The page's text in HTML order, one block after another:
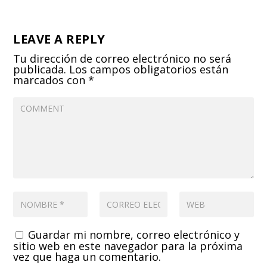
LEAVE A REPLY
Tu dirección de correo electrónico no será
publicada. Los campos obligatorios están
marcados con*
Guardar mi nombre, correo electrónico y
sitio web en este navegador para la próxima
vez que haga un comentario.